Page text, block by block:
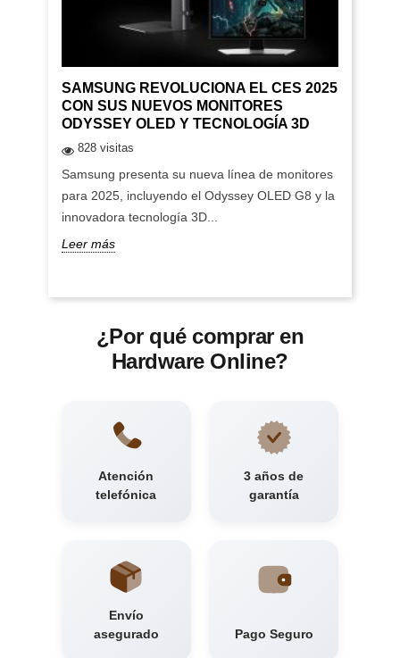
SAMSUNG REVOLUCIONA EL CES 2025
CON SUS NUEVOS MONITORES
ODYSSEY OLED Y TECNOLOGÍA 3D
828 visitas
Samsung presenta su nueva línea de monitores
para 2025, incluyendo el Odyssey OLED G8 y la
innovadora tecnología 3D...
Leer más
¿Por qué comprar en
Hardware Online?
Atención
telefónica
3 años de
garantía
Envío
asegurado
Pago Seguro